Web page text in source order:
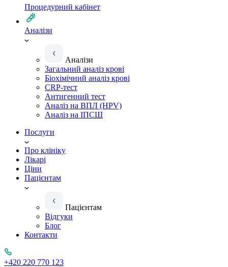
Процедурний кабінет
Аналізи
Аналізи
Загальний аналіз крові
Біохімічний аналіз крові
CRP-тест
Антигенний тест
Аналіз на ВПЛ (HPV)
Аналіз на ІПСШ
Послуги
Про клініку
Лікарі
Ціни
Пацієнтам
Пацієнтам
Відгуки
Блог
Контакти
+420 220 770 123